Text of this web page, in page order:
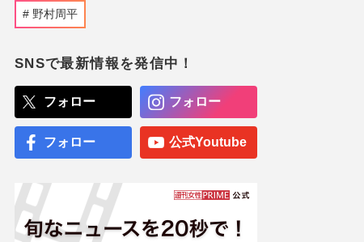
野村周平
SNSで最新情報を発信中！
フォロー フォロー
フォロー 公式Youtube